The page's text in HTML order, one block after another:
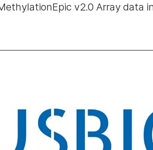
v2.0 Array data